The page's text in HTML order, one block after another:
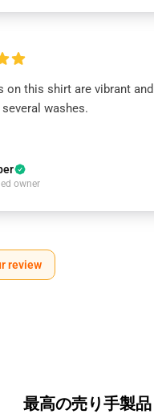
on this shirt are vibrant
washes.
owner
review
最高の売り手製品